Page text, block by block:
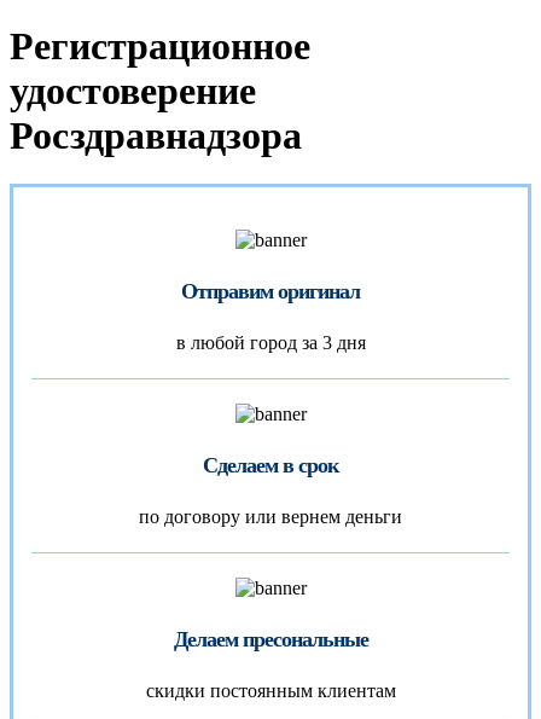
Регистрационное
удостоверение
Росздравнадзора
Отправим оригинал
в любой город за 3 дня
Сделаем в срок
по договору или вернем деньги
Делаем пресональные
скидки постоянным клиентам